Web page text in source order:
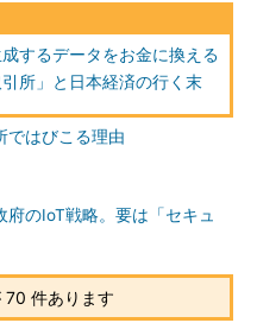
タの証券取引所が成り立つ
取れる。というのは、
調査（最大2000ポイント相
依頼が非定期で通知される。
“てんびん”にかけ、「データ
にのみ、企業などにデータが
るが、証券取引所的なデータ
価値同然になる？
するデータをお金に換える
引所」と日本経済の行く末
ではびこる理由
府のIoT戦略。要は「セキュ
70 件あります